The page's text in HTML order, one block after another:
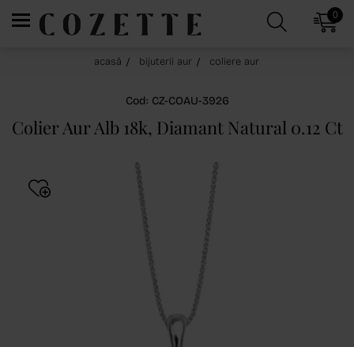
0
acasă bijuterii aur coliere aur
Cod: CZ-COAU-3926
Colier Aur Alb 18k, Diamant Natural 0.12 Ct